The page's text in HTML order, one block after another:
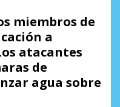
miembros de
a
atacantes
de
agua sobre